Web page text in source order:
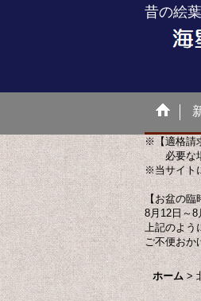
昔の絵
※【適格請
必要な場
※当サイト
【お盆の臨
8月12日～
上記のよう
ご不便おか
ホーム >